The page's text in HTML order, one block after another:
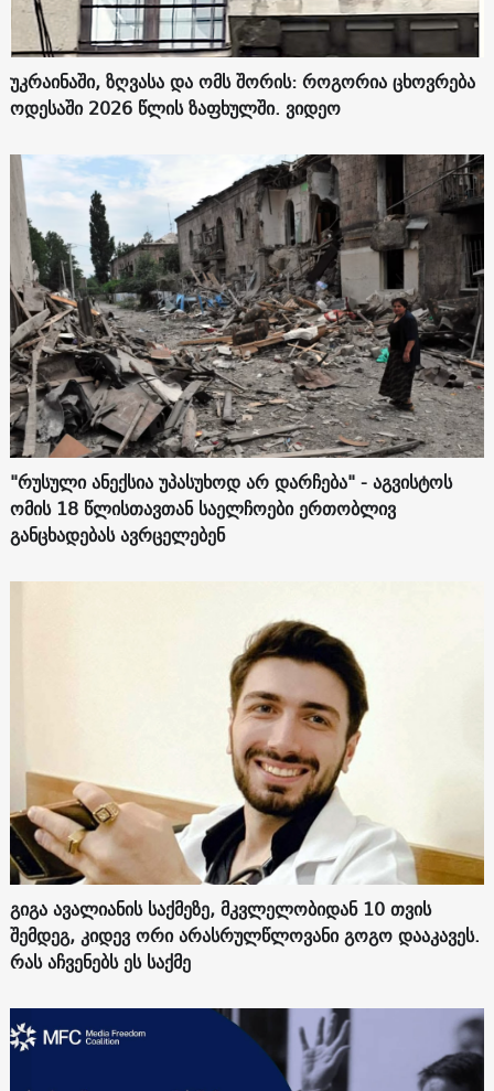
უკრაინაში, ზღვასა და ომს შორის: როგორია ცხოვრება
ოდესაში 2026 წლის ზაფხულში. ვიდეო
"რუსული ანექსია უპასუხოდ არ დარჩება" - აგვისტოს
ომის 18 წლისთავთან საელჩოები ერთობლივ
განცხადებას ავრცელებენ
გიგა ავალიანის საქმეზე, მკვლელობიდან 10 თვის
შემდეგ, კიდევ ორი არასრულწლოვანი გოგო დააკავეს.
რას აჩვენებს ეს საქმე